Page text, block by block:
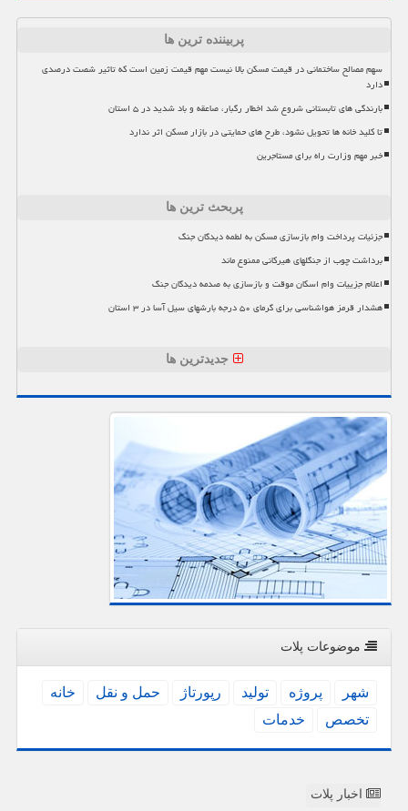
پربیننده ترین ها
سهم مصالح ساختمانی در قیمت مسکن بالا نیست مهم قیمت زمین است که تاثیر شصت درصدی
دارد
بارندگی های تابستانی شروع شد اخطار رگبار، صاعقه و باد شدید در ۵ استان
تا کلید خانه ها تحویل نشود، طرح های حمایتی در بازار مسکن اثر ندارد
خبر مهم وزارت راه برای مستاجرین
پربحث ترین ها
جزئیات پرداخت وام بازسازی مسکن به لطمه دیدگان جنگ
برداشت چوب از جنگلهای هیرکانی ممنوع ماند
اعلام جزییات وام اسکان موقت و بازسازی به صدمه دیدگان جنگ
هشدار قرمز هواشناسی برای گرمای ۵۰ درجه بارشهای سیل آسا در ۳ استان
جدیدترین ها
موضوعات پلات
شهر پروژه تولید رپورتاژ حمل و نقل
خانه
تخصص
خدمات
اخبار پلات